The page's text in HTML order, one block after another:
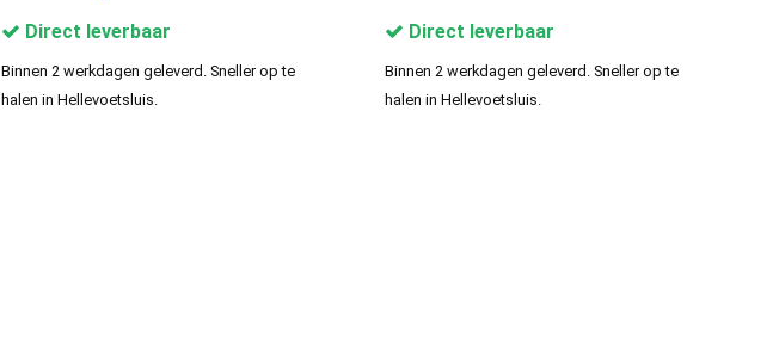
Direct leverbaar
Binnen 2 werkdagen geleverd. Sneller op te
halen in Hellevoetsluis.
Direct leverbaar
Binnen 2 werkdagen geleverd. Sneller op te
halen in Hellevoetsluis.